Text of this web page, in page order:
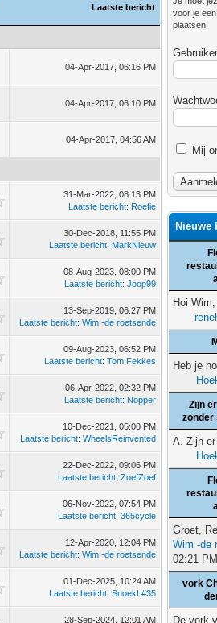
Laatste bericht
04-Apr-2017, 06:16 PM
04-Apr-2017, 06:10 PM
04-Apr-2017, 04:56 AM
31-Mar-2022, 08:13 PM
Laatste bericht: Roefie
30-Dec-2018, 11:55 PM
Laatste bericht: MarkNieuw
08-Aug-2023, 08:00 PM
Laatste bericht:Joop99
13-Sep-2019, 06:27 PM
Laatste bericht:Wim -de roetsende
09-Aug-2023, 06:52 PM
Laatste bericht:Tom Fekkes
06-Apr-2022, 02:32 PM
Laatste bericht: Nopper
10-Dec-2021, 05:00 PM
Laatste bericht:WheelsReinvented
22-Dec-2022, 09:06 PM
Laatste bericht:ZoefZoef
06-Nov-2022, 07:54 PM
Laatste bericht:365cycle
12-Apr-2020, 12:04 PM
Laatste bericht:Wim -de roetsende
01-Dec-2025, 10:24 AM
Laatste bericht:SnoekL#35
28-Sep-2024, 12:01 AM
voor je
plaatsen.
Mij
Nieuwe
Hoi
Heb je
Zijn
zonder
A. Zijn
Groet,
Wim -de
02:21 PM
vork
De vork